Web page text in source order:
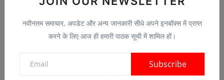
नवीनतम समाचार, अपडेट और अन्य जानकारी सीधे अपने इनबॉक्स में प्राप्त
करने के लिए आज ही हमारी पाठक सूची में शामिल हों।
Subscribe
किशनगंज में हिंसक प्रोटेस्ट, 22 उपद्रवी गिरफ्तार:DSP-BD...